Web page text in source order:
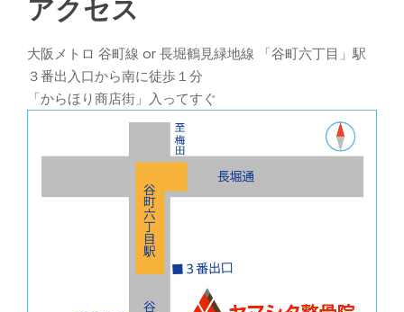
アクセス
大阪メトロ 谷町線 or 長堀鶴見緑地線 「谷町六丁目」駅
３番出入口から南に徒歩１分
「からほり商店街」入ってすぐ